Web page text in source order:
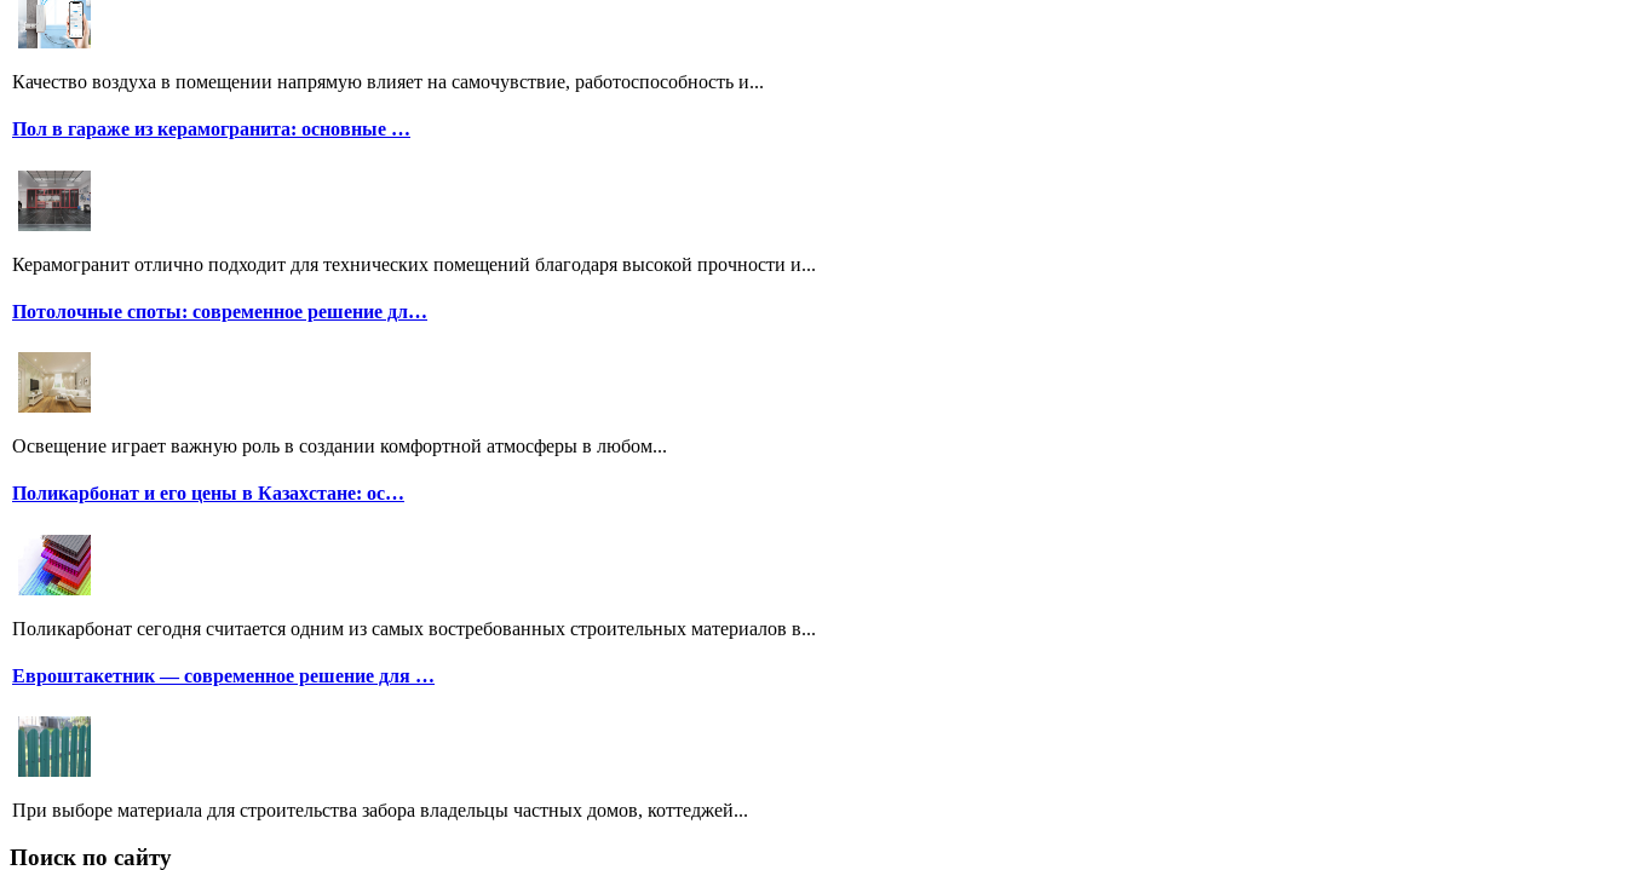
Качество воздуха в помещении напрямую влияет на самочувствие, работоспособность и...
Пол в гараже из керамогранита: основные …
Керамогранит отлично подходит для технических помещений благодаря высокой прочности и...
Потолочные споты: современное решение дл…
Освещение играет важную роль в создании комфортной атмосферы в любом...
Поликарбонат и его цены в Казахстане: ос…
Поликарбонат сегодня считается одним из самых востребованных строительных материалов в...
Евроштакетник — современное решение для …
При выборе материала для строительства забора владельцы частных домов, коттеджей...
Поиск по сайту